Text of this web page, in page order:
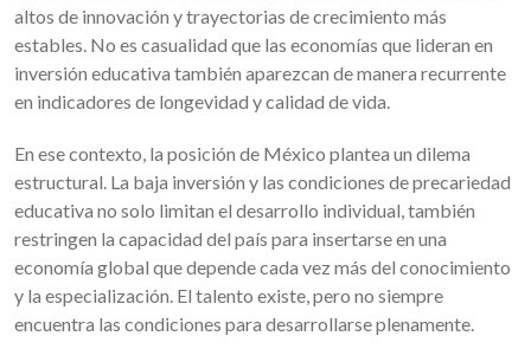
altos de innovación y trayectorias de crecimiento más
estables. No es casualidad que las economías que lideran en
inversión educativa también aparezcan de manera recurrente
en indicadores de longevidad y calidad de vida.
En ese contexto, la posición de México plantea un dilema
estructural. La baja inversión y las condiciones de precariedad
educativa no solo limitan el desarrollo individual, también
restringen la capacidad del país para insertarse en una
economía global que depende cada vez más del conocimiento
y la especialización. El talento existe, pero no siempre
encuentra las condiciones para desarrollarse plenamente.